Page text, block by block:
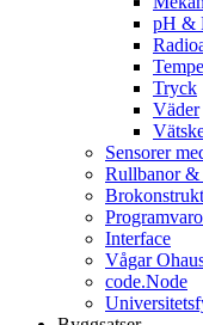
pH &
Tryck
Väder
Sensorer
Rullbanor &
Interface
Vågar
code.Node